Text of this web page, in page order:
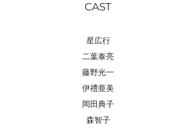
CAST
星広行
二葉泰亮
藤野光一
伊禮亜美
岡田典子
森智子